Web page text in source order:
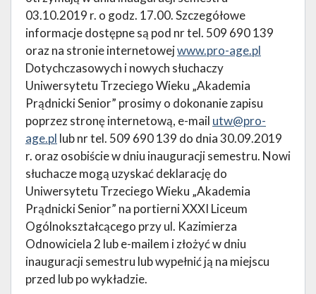
03.10.2019 r. o godz. 17.00. Szczegółowe
informacje dostępne są pod nr tel. 509 690 139
oraz na stronie internetowejwww.pro-age.pl
Dotychczasowych i nowych słuchaczy
Uniwersytetu Trzeciego Wieku „Akademia
Prądnicki Senior” prosimy o dokonanie zapisu
poprzez stronę internetową, e-mail utw@pro-
age.pl lub nr tel. 509 690 139 do dnia 30.09.2019
r. oraz osobiście w dniu inauguracji semestru. Nowi
słuchacze mogą uzyskać deklarację do
Uniwersytetu Trzeciego Wieku „Akademia
Prądnicki Senior” na portierni XXXI Liceum
Ogólnokształcącego przy ul. Kazimierza
Odnowiciela 2 lub e-mailem i złożyć w dniu
inauguracji semestru lub wypełnić ją na miejscu
przed lub po wykładzie.